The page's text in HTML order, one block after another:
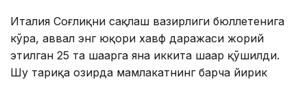
Италия Соғлиқни сақлаш вазирлиги бюллетенига
кўра, аввал энг юқори хавф даражаси жорий
этилган 25 та шаҳарга яна иккита шаҳар қўшилди.
Шу тариқа ҳозирда мамлакатнинг барча йирик